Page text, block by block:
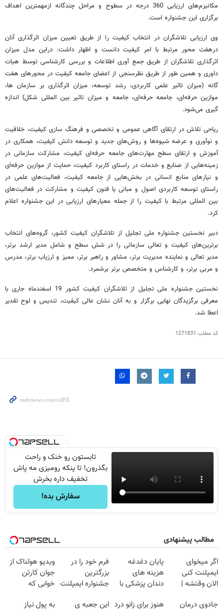
مکانیزم‌های ارزیابی 360 درجه در سطوح و مراحل چندگانه ازمهمترین اهداف
برگزاری این جشنواره است.
وی ارزیابی تلاشگران در انتخاب کیفیت را از طریق تعیین میزان اثرگذاری آنان
درهفت محور مرتبط با امر کیفیت دانست و اظهار داشت: دراین مدل میزان
اثرگذاری تلاشگران از طریق جمع آوری اطلاعات و بررسی کارشناسی توسط هیات
داوری و همین طور از طریق نظرسنجی از اعضای جامعه کیفیت در محورهای هفت
گانه (میزان تاثیر علمی کاربردی، رشد توسعه، میزان اثرگذاری بر سازمان ها،
موازین حرفه‌ای، جامعه حرفه‌ای، جامعه و میزان تاثیر بین المللی شکل) اندازه
گیری می‌شود.
ریاحی تلاش در ارتقای آگاهی عمومی و تخصصی و فرهنگ سازی کیفیت، خلاقیت
و نوآوری و عرضه شیوه‌ها و روش‌های جدید و توسعه دانش کیفیت، همکاری در
آموزش و ارتقای سطح مهارت‌های جامعه حرفه‌ای کیفیت، مشارکت سازمانی در
زمینه‌هایی از صنایع و خدمات در راستای کاربرد کیفیت، حمایت از موازین حرفه‌ای
و نیازهای منابع انسانی در بخش‌هایی از جامعه کیفیت، فعالیت‌های علمی در
راستای توسعه کاربردی اصول و مبانی یا فنون کیفیت و مشارکت در فعالیت‌های
بین المللی مرتبط با کیفیت را از جمله معیارهای ارزیابی در این جشنواره اعلام
کرد.
دبیر نخستین جشنواره ملی تجلیل از تلاشگران کیفیت کشور، گروه‌های انتخاب
برترین‌های کیفیت و تعالی سازمانی را در شش سطح و شامل مدیر ارشد برتر،
مدیر تعالی و نماینده مدیریت برتر، مشاور و راهبر برتر، ممیز و ارزیاب برتر، مدرس
و مربی برتر، و کارشناس و متخصص برتر برشمرد.
نخستین جشنواره ملی تجلیل از تلاشگران کیفیت کشور 19 اسفندماه جاری با
معرفی برگزیدگان نهایی برگزار و به آنان نشان عالی کیفیت، تندیس و لوح تقدیر
اعطا شد.
کد مطلب 1271831
تابستون رو خنک و راحت
بگذرون! تا پنکه رومیزی مه پاش
تخفیف داره بخرش
سفارش بده!
مطالب پیشنهادی
اگر میخوای
ایمپلنت کنی
الان وقتشه |
میلیون تومان!!!
پایان دغدغه
هزینه های
دندان پزشکی با
خانگی
فرم خود را در
بزرگترین
جشنواره ایمپلنت
فقط ۲۵ میلیون
ویدیو هولناک از
جوان کارتن
خوابی که
آموزش رایگان
جادوی درمان
هنوز برای زانو درد این جعبه ی
به پول نیاز